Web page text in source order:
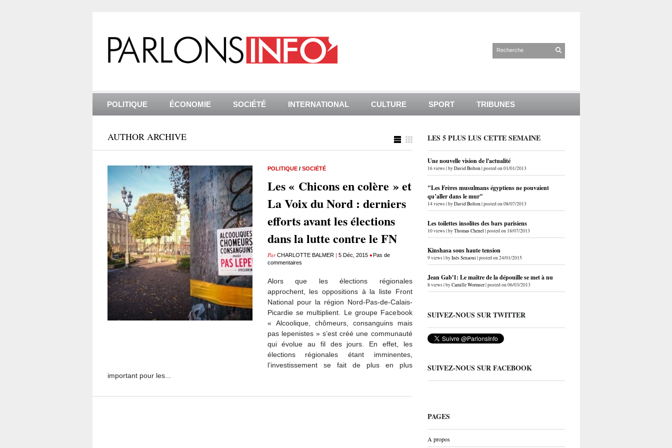
POLITIQUE ÉCONOMIE SOCIÉTÉ INTERNATIONAL CULTURE SPORT TRIBUNES
AUTHOR ARCHIVE
POLITIQUE/ SOCIÉTÉ
Les « Chicons en colère » et
La Voix du Nord : derniers
efforts avant les élections
dans la lutte contre le FN
ParCHARLOTTE BALMER| 5 Déc, 2015 •Pas de
commentaires
Alors que les élections régionales
approchent, les oppositions à la liste Front
National pour la région Nord-Pas-de-Calais-
Picardie se multiplient. Le groupe Facebook
« Alcoolique, chômeurs, consanguins mais
pas lepenistes » s’est créé une communauté
qui évolue au fil des jours. En effet, les
élections régionales étant imminentes,
l’investissement se fait de plus en plus
important pour les...
LES 5 PLUS LUS CETTE SEMAINE
Une nouvelle vision de l'actualité
16 views|byDavid Bolton|posted on 01/01/2013
"Les Frères musulmans égyptiens ne pouvaient
qu’aller dans le mur"
14 views|byDavid Bolton|posted on 08/07/2013
Les toilettes insolites des bars parisiens
10 views|byThomas Chenel |posted on 18/07/2013
Kinshasa sous haute tension
9 views|byInès Senaoui |posted on 24/01/2015
Jean Gab'1: Le maître de la dépouille se met à nu
8 views|byCamille Wormser|posted on 06/03/2013
SUIVEZ-NOUS SUR TWITTER
SUIVEZ-NOUS SUR FACEBOOK
PAGES
A propos